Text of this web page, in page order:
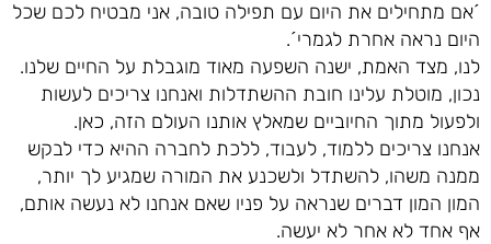
´אם מתחילים את היום עם תפילה טובה, אני מבטיח לכם שכל
היום נראה אחרת לגמרי´.
לנו, מצד האמת, ישנה השפעה מאוד מוגבלת על החיים שלנו.
נכון, מוטלת עלינו חובת ההשתדלות ואנחנו צריכים לעשות
ולפעול מתוך החיוביים שמאלץ אותנו העולם הזה, כאן.
אנחנו צריכים ללמוד, לעבוד, ללכת לחברה ההיא כדי לבקש
ממנה משהו, להשתדל ולשכנע את המורה שמגיע לך יותר,
המון המון דברים שנראה על פניו שאם אנחנו לא נעשה אותם,
אף אחד לא אחר לא יעשה.